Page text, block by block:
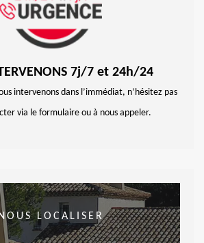
7j/7 et 24h/24
intervenons dans l’immédiat, n’hésitez pas
via le formulaire ou à nous appeler.
LOCALISER